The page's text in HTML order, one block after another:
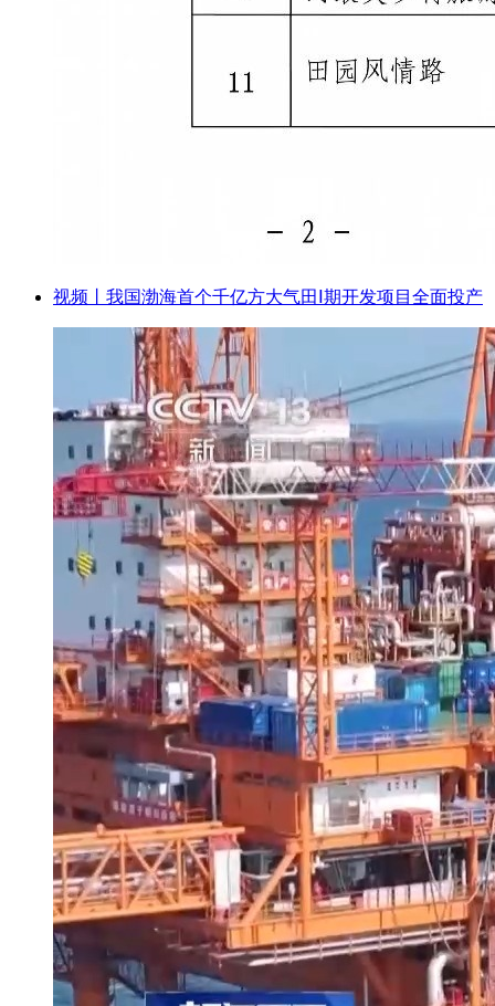
视频丨我国渤海首个千亿方大气田Ⅰ期开发项目全面投产